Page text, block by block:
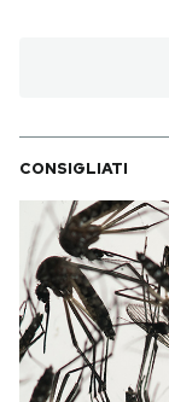
CONSIGLIATI